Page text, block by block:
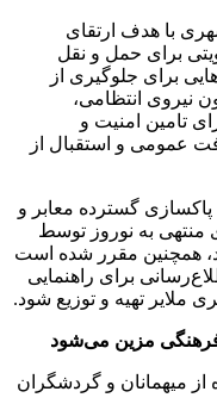
با هدف ارتقای
برای حمل و نقل
برای جلوگیری از
نیروی انتظامی،
تامین امنیت و
عمومی و استقبال از
گسترده معابر و
به نوروز توسط
همچنین مقرر شده است
برای راهنمایی
ملایر تهیه و توزیع شود.
فرهنگی مزین می‌شود